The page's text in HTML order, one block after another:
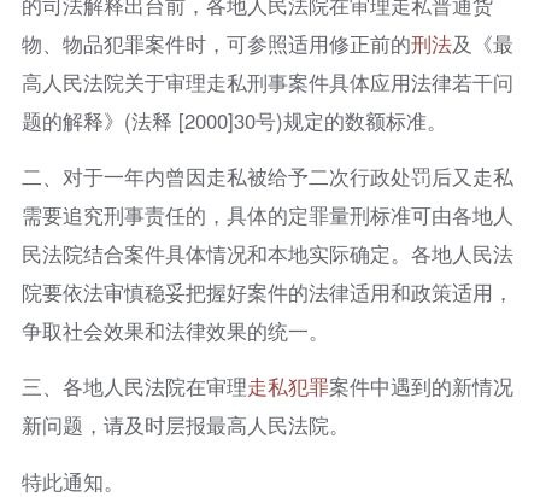
物、物品犯罪案件时，可参照适用修正前的刑法及《最
高人民法院关于审理走私刑事案件具体应用法律若干问
题的解释》(法释 [2000]30号)规定的数额标准。
二、对于一年内曾因走私被给予二次行政处罚后又走私
需要追究刑事责任的，具体的定罪量刑标准可由各地人
民法院结合案件具体情况和本地实际确定。各地人民法
院要依法审慎稳妥把握好案件的法律适用和政策适用，
争取社会效果和法律效果的统一。
三、各地人民法院在审理走私犯罪案件中遇到的新情况
新问题，请及时层报最高人民法院。
特此通知。